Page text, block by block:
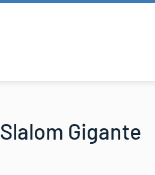
Slalom Gigante